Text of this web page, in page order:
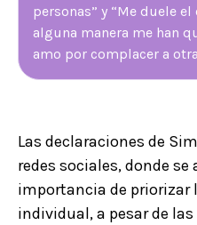
personas” y “Me duele
alguna manera me han
amo por complacer a
Las declaraciones de
redes sociales, donde
importancia de priorizar
individual, a pesar de